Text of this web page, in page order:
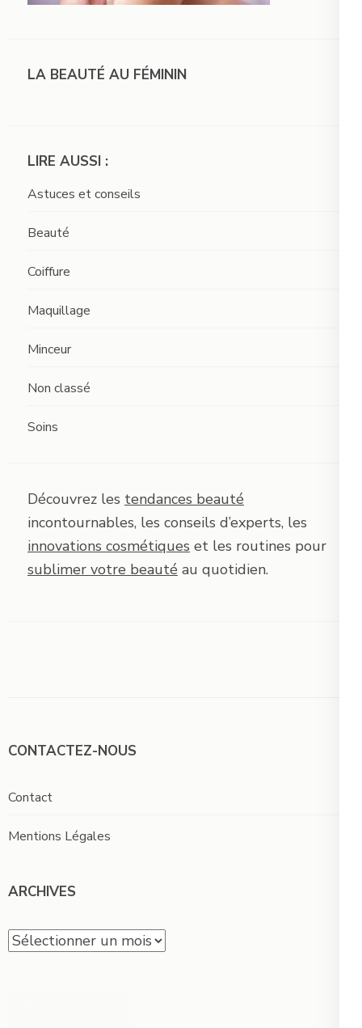
LA BEAUTÉ AU FÉMININ
LIRE AUSSI :
Astuces et conseils
Beauté
Coiffure
Maquillage
Minceur
Non classé
Soins
Découvrez les tendances beauté
incontournables, les conseils d’experts, les
innovations cosmétiques et les routines pour
sublimer votre beauté au quotidien.
CONTACTEZ-NOUS
Contact
Mentions Légales
ARCHIVES
Archives